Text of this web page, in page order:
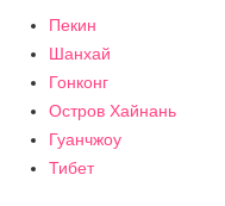
Пекин
Шанхай
Гонконг
Остров Хайнань
Гуанчжоу
Тибет